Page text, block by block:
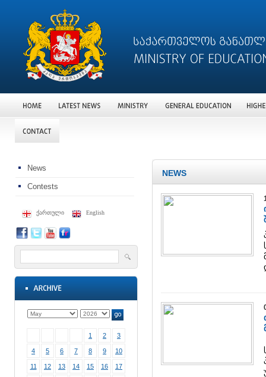
News
Contests
ქართული English
1 2 3
4 5 6 7 8 9 10
11 12 13 14 15 16 17
NEWS